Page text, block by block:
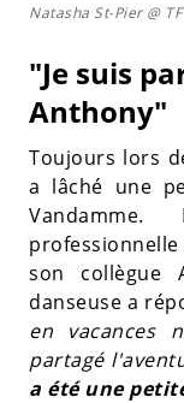
Natasha St-Pier @
"Je suis
Anthony"
Toujours lors
a lâché une
son collègue
danseuse a
en vacances
partagé
a été une